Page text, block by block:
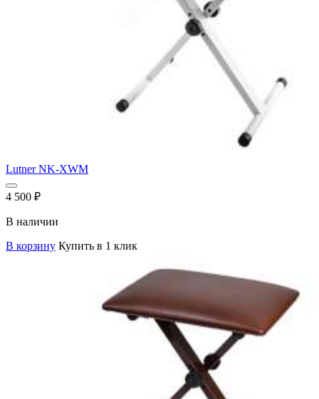
Lutner NK-XWM
4 500 ₽
В наличии
В корзину Купить в 1 клик